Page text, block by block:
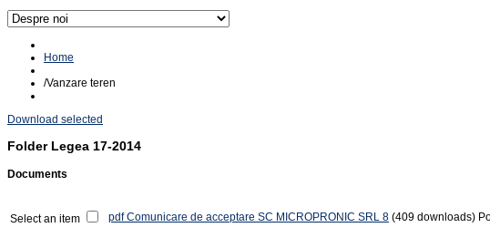
Home
/Vanzare teren
Download selected
Folder Legea 17-2014
Documents
Select an item pdf Comunicare de acceptare SC MICROPRONIC SRL 8 (409 downloads)